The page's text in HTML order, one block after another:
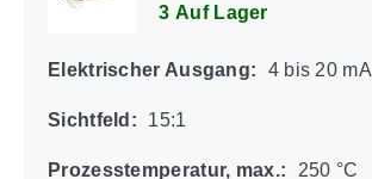
3 Auf Lager
Elektrischer Ausgang: 4 bis 20 mA
Sichtfeld: 15:1
Prozesstemperatur, max.: 250 °C